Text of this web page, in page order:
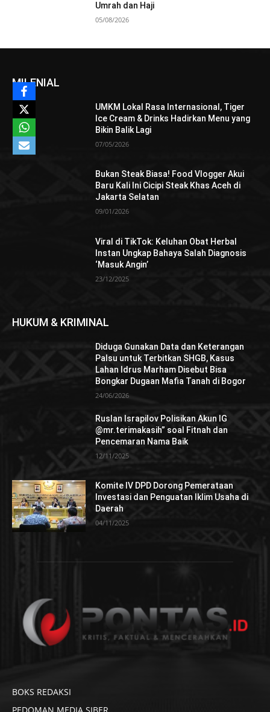
Umrah dan Haji
05/08/2026
MILENIAL
UMKM Lokal Rasa Internasional, Tiger
Ice Cream & Drinks Hadirkan Menu yang
Bikin Balik Lagi
07/05/2026
Bukan Steak Biasa! Food Vlogger Akui
Baru Kali Ini Cicipi Steak Khas Aceh di
Jakarta Selatan
09/01/2026
Viral di TikTok: Keluhan Obat Herbal
Instan Ungkap Bahaya Salah Diagnosis
‘Masuk Angin’
23/12/2025
HUKUM & KRIMINAL
Diduga Gunakan Data dan Keterangan
Palsu untuk Terbitkan SHGB, Kasus
Lahan Idrus Marham Disebut Bisa
Bongkar Dugaan Mafia Tanah di Bogor
24/06/2026
Ruslan Israpilov Polisikan Akun IG
@mr.terimakasih” soal Fitnah dan
Pencemaran Nama Baik
12/11/2025
Komite IV DPD Dorong Pemerataan
Investasi dan Penguatan Iklim Usaha di
Daerah
04/11/2025
BOKS REDAKSI